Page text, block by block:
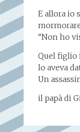
E allora io
“Non ho
Quel figlio
lo aveva
Un
il papà di